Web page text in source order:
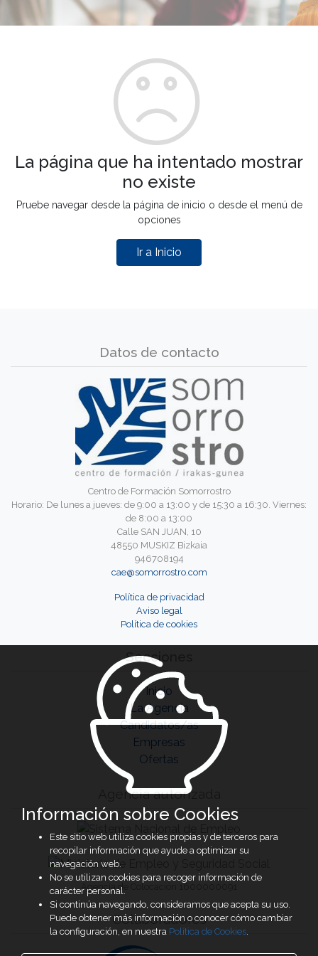
La página que ha intentado mostrar
no existe
Pruebe navegar desde la página de inicio o desde el menú de
opciones
Ir a Inicio
Datos de contacto
Centro de Formación Somorrostro
Horario: De lunes a jueves: de 9:00 a 13:00 y de 15:30 a 16:30. Viernes:
de 8:00 a 13:00
Calle SAN JUAN, 10
48550 MUSKIZ Bizkaia
946708194
cae@somorrostro.com
Política de privacidad
Aviso legal
Política de cookies
Secciones
Inicio
La Agencia
Candidatos/as
Empresas
Ofertas
Agencia autorizada
Agencia de Colocación 1600000091
Colaboradores
Información sobre Cookies
Este sitio web utiliza cookies propias y de terceros para
recopilar información que ayude a optimizar su
navegación web.
No se utilizan cookies para recoger información de
carácter personal.
Si continúa navegando, consideramos que acepta su uso.
Puede obtener más información o conocer cómo cambiar
la configuración, en nuestra Política de Cookies.